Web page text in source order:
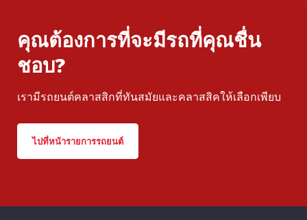
คุณต้องการที่จะมีรถที่คุณชื่น
ชอบ?
เรามีรถยนต์คลาสสิกที่ทันสมัยและคลาสสิคให้เลือกเพียบ
ไปที่หน้ารายการรถยนต์